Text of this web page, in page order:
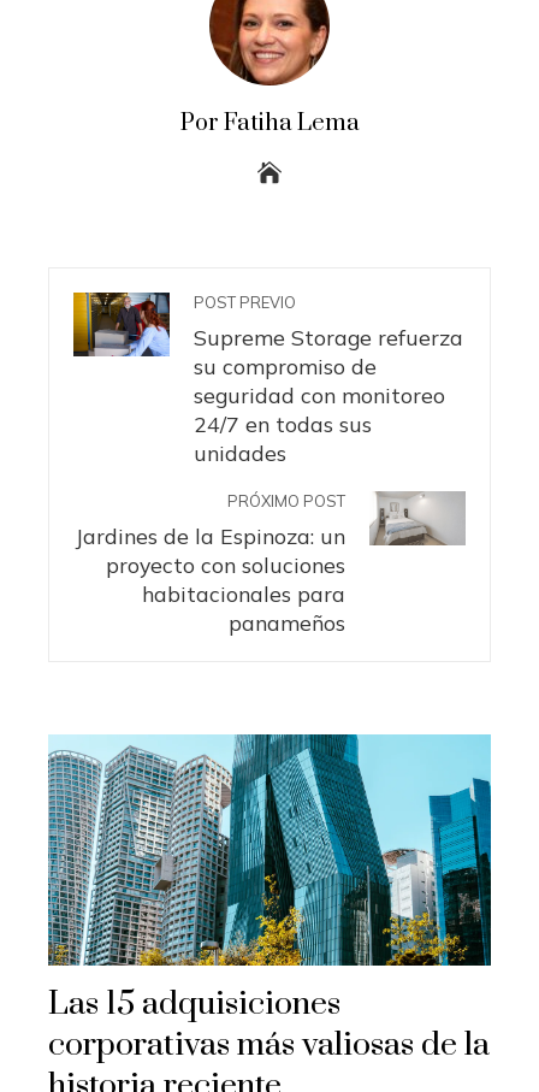
Por Fatiha Lema
POST PREVIO
Supreme Storage refuerza
su compromiso de
seguridad con monitoreo
24/7 en todas sus
unidades
PRÓXIMO POST
Jardines de la Espinoza: un
proyecto con soluciones
habitacionales para
panameños
Las 15 adquisiciones
corporativas más valiosas de la